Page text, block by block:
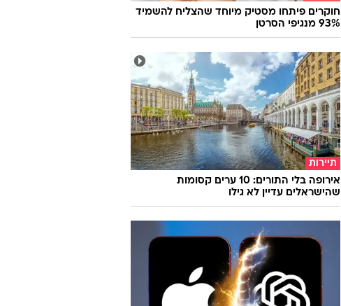
חוקרים פיתחו מסטיק מיוחד שהצליח להשמיד
93% מנגיפי הסרטן
תיירות
אירופה בלי התורים: 10 ערים קסומות
שהישראלים עדיין לא גילו